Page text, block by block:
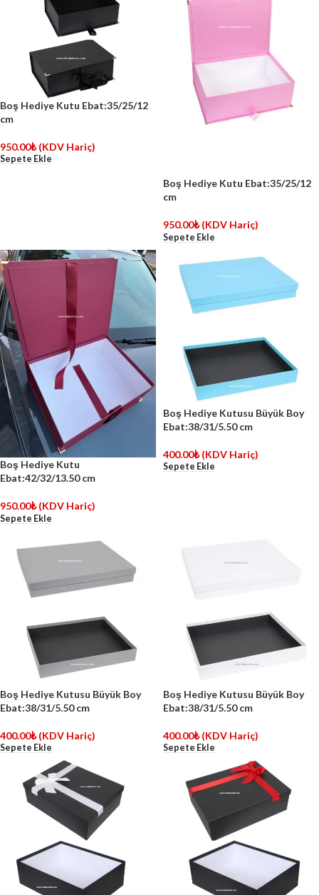
Boş Hediye Kutu Ebat:35/25/12
cm
950.00₺ (KDV Hariç)
Sepete Ekle
Boş Hediye Kutu Ebat:35/25/12
cm
950.00₺ (KDV Hariç)
Sepete Ekle
Boş Hediye Kutu
Ebat:42/32/13.50 cm
950.00₺ (KDV Hariç)
Sepete Ekle
Boş Hediye Kutusu Büyük Boy
Ebat:38/31/5.50 cm
400.00₺ (KDV Hariç)
Sepete Ekle
Boş Hediye Kutusu Büyük Boy
Ebat:38/31/5.50 cm
400.00₺ (KDV Hariç)
Sepete Ekle
Boş Hediye Kutusu Büyük Boy
Ebat:38/31/5.50 cm
400.00₺ (KDV Hariç)
Sepete Ekle